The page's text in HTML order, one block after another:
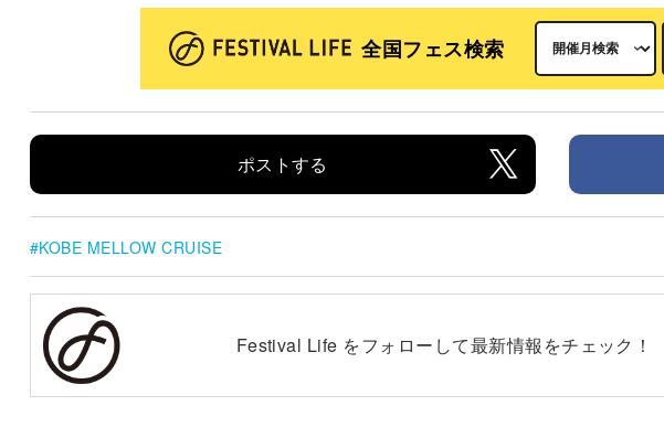
全国フェス検索
ポストする
KOBE MELLOW CRUISE
Festival Life をフォローして最新情報をチェック！